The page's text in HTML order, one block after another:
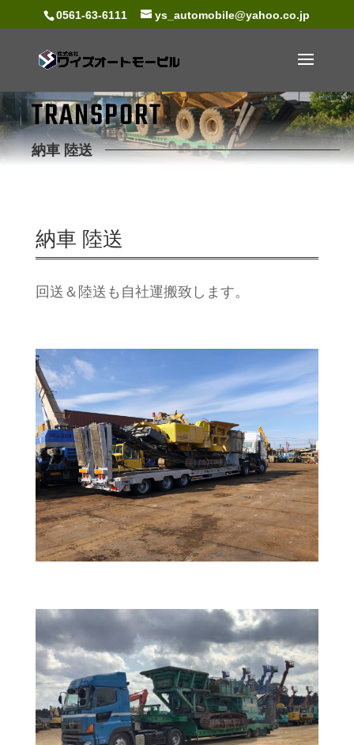
0561-63-6111 ys_automobile@yahoo.co.jp
TRANSPORT
納車 陸送
納車 陸送
回送＆陸送も自社運搬致します。